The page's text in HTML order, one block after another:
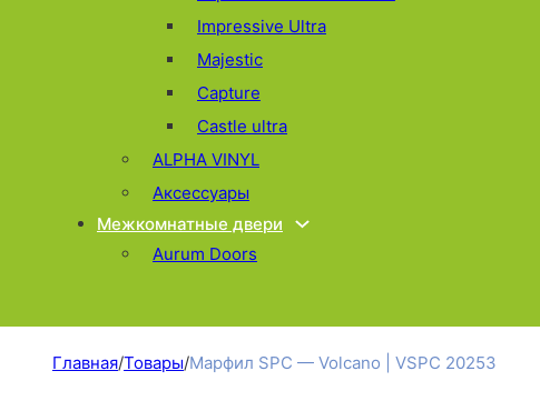
Impressive Ultra
Majestic
Capture
Castle ultra
ALPHA VINYL
Аксессуары
Межкомнатные двери
Aurum Doors
Главная/Товары/Марфил SPC — Volcano | VSPC 20253